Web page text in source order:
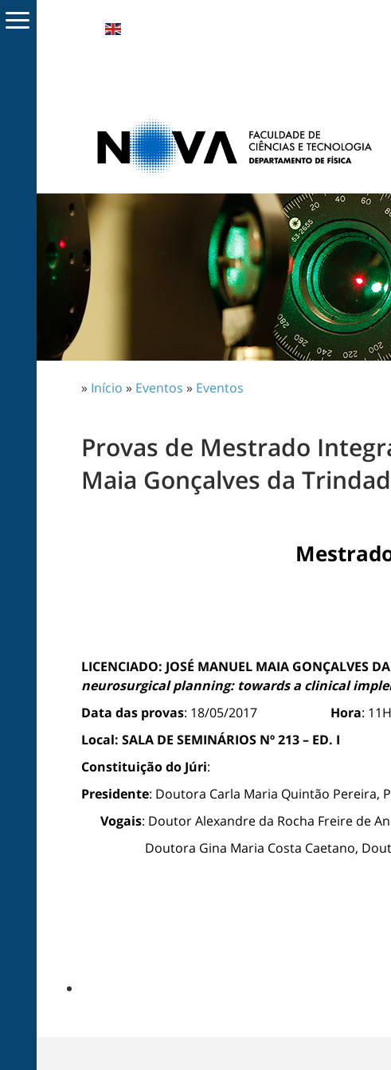
» Início » Eventos » Eventos
Provas de Mestrado
Maia Gonçalves da
LICENCIADO: JOSÉ MANUEL MAIA GONÇALVES
neurosurgical planning: towards a clinical
Data das provas: 18/05/2017 Hora:
Local: SALA DE SEMINÁRIOS Nº 213 – ED. I
Constituição do Júri:
Presidente: Doutora Carla Maria Quintão Pereira,
Vogais: Doutor Alexandre da Rocha Freire de
Doutora Gina Maria Costa Caetano,